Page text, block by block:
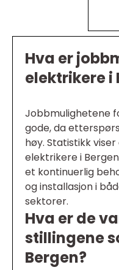
Hva er
elektrikere i
Jobbmulighetene
gode, da
høy. Statistikk
elektrikere i
et kontinuerlig
og installasjon i
sektorer.
Hva er de
stillingene
Bergen?